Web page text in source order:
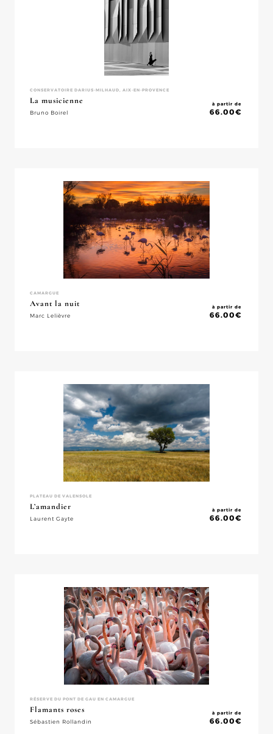
CONSERVATOIRE DARIUS-MILHAUD, AIX-EN-PROVENCE
La musicienne
Bruno Boirel
à partir de
66.00€
CAMARGUE
Avant la nuit
Marc Lelièvre
à partir de
66.00€
PLATEAU DE VALENSOLE
L’amandier
Laurent Gayte
à partir de
66.00€
RÉSERVE DU PONT DE GAU EN CAMARGUE
Flamants roses
Sébastien Rollandin
à partir de
66.00€